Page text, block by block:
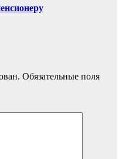
Обязательные поля